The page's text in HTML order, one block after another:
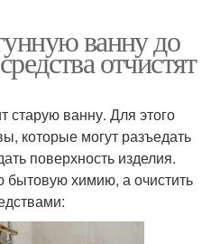
ванну до
отчистят
старую ванну. Для этого
которые могут разъедать
поверхность изделия.
бытовую химию, а очистить